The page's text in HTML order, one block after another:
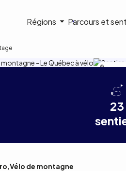
Navigation
Régions Parcours et
NATHAN
23
Vélo de montagne